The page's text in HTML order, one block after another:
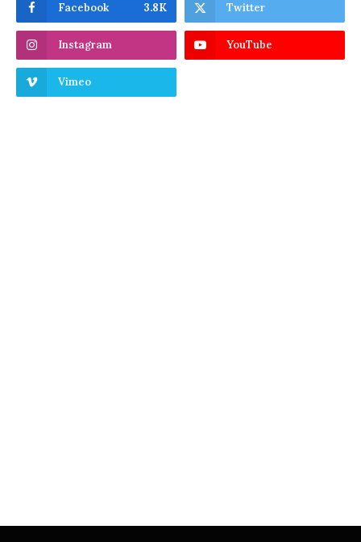
Facebook 3.8K Twitter
Instagram YouTube
Vimeo